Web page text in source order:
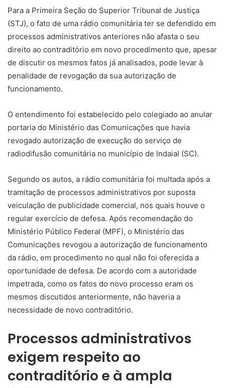
Para a Primeira Seção do Superior Tribunal de Justiça
(STJ), o fato de uma rádio comunitária ter se defendido em
processos administrativos anteriores não afasta o seu
direito ao contraditório em novo procedimento que, apesar
de discutir os mesmos fatos já analisados, pode levar à
penalidade de revogação da sua autorização de
funcionamento.
O entendimento foi estabelecido pelo colegiado ao anular
portaria do Ministério das Comunicações que havia
revogado autorização de execução do serviço de
radiodifusão comunitária no município de Indaial (SC).
Segundo os autos, a rádio comunitária foi multada após a
tramitação de processos administrativos por suposta
veiculação de publicidade comercial, nos quais houve o
regular exercício de defesa. Após recomendação do
Ministério Público Federal (MPF), o Ministério das
Comunicações revogou a autorização de funcionamento
da rádio, em procedimento no qual não foi oferecida a
oportunidade de defesa. De acordo com a autoridade
impetrada, como os fatos do novo processo eram os
mesmos discutidos anteriormente, não haveria a
necessidade de novo contraditório.
Processos administrativos
exigem respeito ao
contraditório e à ampla